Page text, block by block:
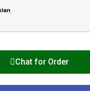
Chat for Order